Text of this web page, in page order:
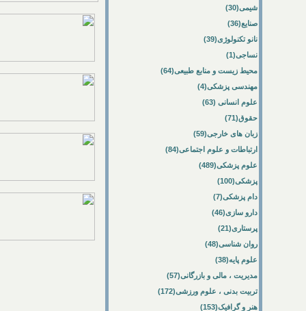
شیمی(30)
صنایع(36)
نانو تکنولوژی(39)
نساجی(1)
محیط زیست و منابع طبیعی(64)
مهندسی پزشکی(4)
علوم انسانی (63)
حقوق(71)
زبان های خارجی(59)
ارتباطات و علوم اجتماعی(84)
علوم پزشکی(489)
پزشکی(100)
دام پزشکی(7)
دارو سازی(46)
پرستاری(21)
روان شناسی(48)
علوم پایه(38)
مدیریت ، مالی و بازرگانی(57)
تربیت بدنی ، علوم ورزشی(172)
هنر و گرافیک(153)